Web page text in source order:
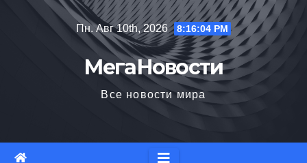
Пн. Авг 10th, 2026 8:16:05 PM
МегаНовости
Все новости мира